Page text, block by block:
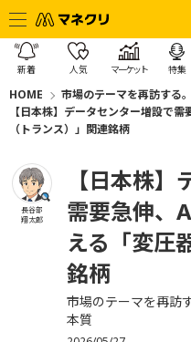
新着 人気 マーケット 特集
HOME
市場のテーマを再訪する
【日本株】データセンター増設で
（トランス）」関連銘柄
長谷部
翔太郎
【日本株
需要急伸、
える「変圧
銘柄
市場のテーマを再訪
本質